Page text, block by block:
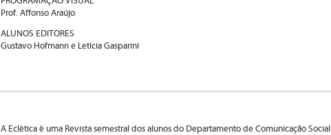
Prof. Affonso Araújo
ALUNOS EDITORES
Gustavo Hofmann e Letícia Gasparini
A Eclética é uma Revista semestral dos alunos do Departamento de Comunicação Social